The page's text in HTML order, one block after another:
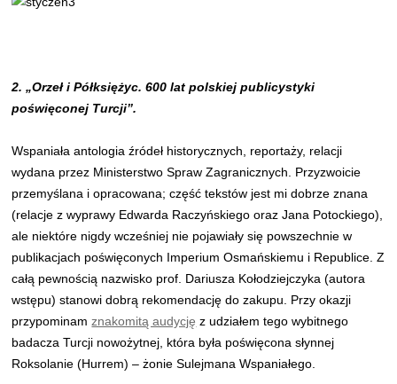
2. „Orzeł i Półksiężyc. 600 lat polskiej publicystyki
poświęconej Turcji”.
Wspaniała antologia źródeł historycznych, reportaży, relacji
wydana przez Ministerstwo Spraw Zagranicznych. Przyzwoicie
przemyślana i opracowana; część tekstów jest mi dobrze znana
(relacje z wyprawy Edwarda Raczyńskiego oraz Jana Potockiego),
ale niektóre nigdy wcześniej nie pojawiały się powszechnie w
publikacjach poświęconych Imperium Osmańskiemu i Republice. Z
całą pewnością nazwisko prof. Dariusza Kołodziejczyka (autora
wstępu) stanowi dobrą rekomendację do zakupu. Przy okazji
przypominamznakomitą audycję z udziałem tego wybitnego
badacza Turcji nowożytnej, która była poświęcona słynnej
Roksolanie (Hurrem) – żonie Sulejmana Wspaniałego.